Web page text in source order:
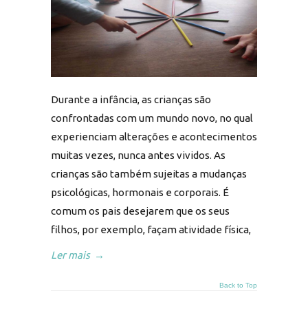
Durante a infância, as crianças são
confrontadas com um mundo novo, no qual
experienciam alterações e acontecimentos
muitas vezes, nunca antes vividos. As
crianças são também sujeitas a mudanças
psicológicas, hormonais e corporais. É
comum os pais desejarem que os seus
filhos, por exemplo, façam atividade física,
Ler mais →
Back to Top